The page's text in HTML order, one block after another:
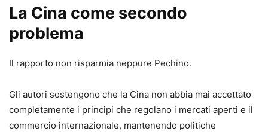
La Cina come secondo
problema
Il rapporto non risparmia neppure Pechino.
Gli autori sostengono che la Cina non abbia mai accettato
completamente i principi che regolano i mercati aperti e il
commercio internazionale, mantenendo politiche